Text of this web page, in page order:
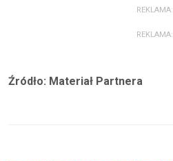
REKLAMA:
REKLAMA:
Źródło: Materiał Partnera